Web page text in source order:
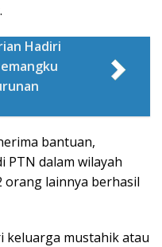
Hadiri
bantuan,
PTN dalam wilayah
orang lainnya berhasil
keluarga mustahik atau